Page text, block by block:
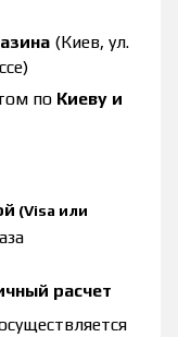
(Киев, ул.
по Киеву и
(Visa или
расчет